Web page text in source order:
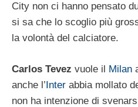
City non ci hanno pensato
si sa che lo scoglio più
la volontà del calciatore.
Carlos Tevez vuole il Milan
anche l’Inter abbia mollato
non ha intenzione di